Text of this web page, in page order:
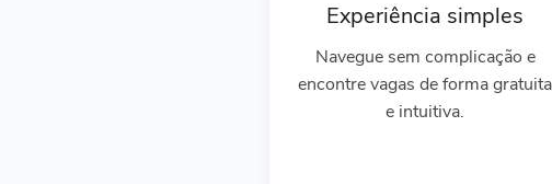
Experiência simples
Navegue sem complicação e
encontre vagas de forma gratuita
e intuitiva.